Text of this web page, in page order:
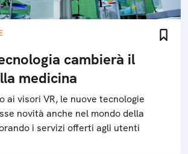
cambierà il
medicina
ai visori VR, le nuove tecnologie
novità anche nel mondo della
i servizi offerti agli utenti